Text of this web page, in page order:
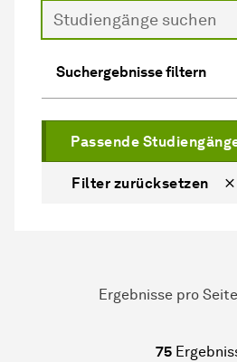
Suchergebnisse filtern
Passende
Filter zurücksetzen
Ergebnisse pro
75